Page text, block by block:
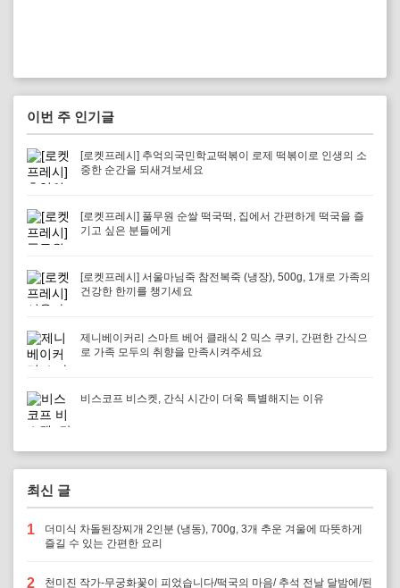
이번 주 인기글
[로켓프레시] 추억의국민학교떡볶이 로제 떡볶이로 인생의 소
중한 순간을 되새겨보세요
[로켓프레시] 풀무원 순쌀 떡국떡, 집에서 간편하게 떡국을 즐
기고 싶은 분들에게
[로켓프레시] 서울마님죽 참전복죽 (냉장), 500g, 1개로 가족의
건강한 한끼를 챙기세요
제니베이커리 스마트 베어 클래식 2 믹스 쿠키, 간편한 간식으
로 가족 모두의 취향을 만족시켜주세요
비스코프 비스켓, 간식 시간이 더욱 특별해지는 이유
최신 글
1
더미식 차돌된장찌개 2인분 (냉동), 700g, 3개 추운 겨울에 따뜻하게
즐길 수 있는 간편한 요리
2
천미진 작가-무궁화꽃이 피었습니다/떡국의 마음/ 추석 전날 달밤에/된